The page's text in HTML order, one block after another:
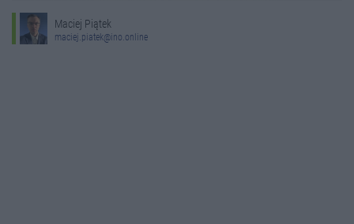
Maciej Piątek
maciej.piatek@ino.online